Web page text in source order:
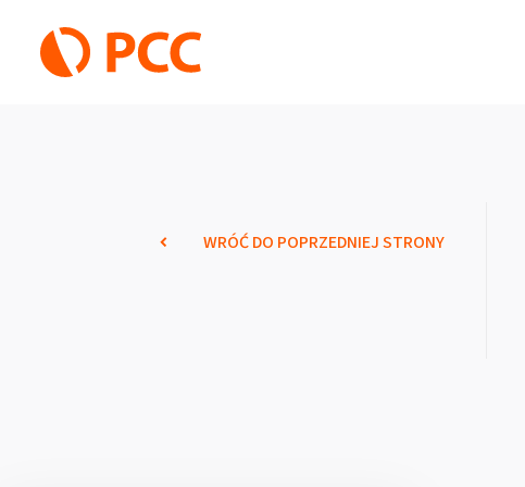
WRÓĆ DO POPRZEDNIEJ STRONY